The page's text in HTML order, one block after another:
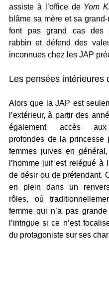
assiste à l’office de Yom
blâme sa mère et sa
font pas grand cas des
rabbin et défend des
inconnues chez les JAP
Les pensées intérieures
Alors que la JAP est
l’extérieur, à partir des
également accès
profondes de la princesse
femmes juives en
l’homme juif est relégué à
de désir ou de prétendant.
en plein dans un
rôles, où
femme qui n’a pas
l’intrigue si ce n’est
du protagoniste sur ses